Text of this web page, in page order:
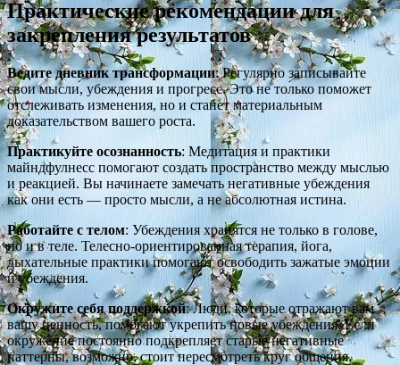
Практические рекомендации для
закрепления результатов
Ведите дневник трансформации: Регулярно записывайте
свои мысли, убеждения и прогресс. Это не только поможет
отслеживать изменения, но и станет материальным
доказательством вашего роста.
Практикуйте осознанность: Медитация и практики
майндфулнесс помогают создать пространство между мыслью
и реакцией. Вы начинаете замечать негативные убеждения
как они есть — просто мысли, а не абсолютная истина.
Работайте с телом: Убеждения хранятся не только в голове,
но и в теле. Телесно-ориентированная терапия, йога,
дыхательные практики помогают освободить зажатые эмоции
и убеждения.
Окружите себя поддержкой: Люди, которые отражают вам
вашу ценность, помогают укрепить новые убеждения. Если
окружение постоянно подкрепляет старые негативные
паттерны, возможно, стоит пересмотреть круг общения.